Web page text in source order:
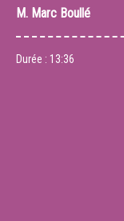
M. Marc Boullé
Durée : 13:36